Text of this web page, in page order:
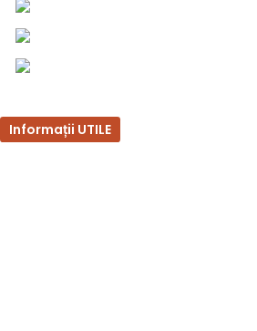
Informații UTILE